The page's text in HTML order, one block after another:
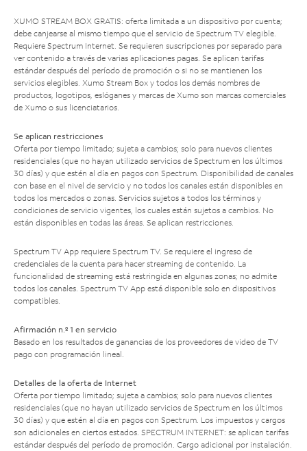
XUMO STREAM BOX GRATIS: oferta limitada a un dispositivo por cuenta;
debe canjearse al mismo tiempo que el servicio de Spectrum TV elegible.
Requiere Spectrum Internet. Se requieren suscripciones por separado para
ver contenido a través de varias aplicaciones pagas. Se aplican tarifas
estándar después del período de promoción o si no se mantienen los
servicios elegibles. Xumo Stream Box y todos los demás nombres de
productos, logotipos, eslóganes y marcas de Xumo son marcas comerciales
de Xumo o sus licenciatarios.
Se aplican restricciones
Oferta por tiempo limitado; sujeta a cambios; solo para nuevos clientes
residenciales (que no hayan utilizado servicios de Spectrum en los últimos
30 días) y que estén al día en pagos con Spectrum. Disponibilidad de canales
con base en el nivel de servicio y no todos los canales están disponibles en
todos los mercados o zonas. Servicios sujetos a todos los términos y
condiciones de servicio vigentes, los cuales están sujetos a cambios. No
están disponibles en todas las áreas. Se aplican restricciones.
Spectrum TV App requiere Spectrum TV. Se requiere el ingreso de
credenciales de la cuenta para hacer streaming de contenido. La
funcionalidad de streaming está restringida en algunas zonas; no admite
todos los canales. Spectrum TV App está disponible solo en dispositivos
compatibles.
Afirmación n.º 1 en servicio
Basado en los resultados de ganancias de los proveedores de video de TV
pago con programación lineal.
Detalles de la oferta de Internet
Oferta por tiempo limitado; sujeta a cambios; solo para nuevos clientes
residenciales (que no hayan utilizado servicios de Spectrum en los últimos
30 días) y que estén al día en pagos con Spectrum. Los impuestos y cargos
son adicionales en ciertos estados. SPECTRUM INTERNET: se aplican tarifas
estándar después del período de promoción. Cargo adicional por instalación.